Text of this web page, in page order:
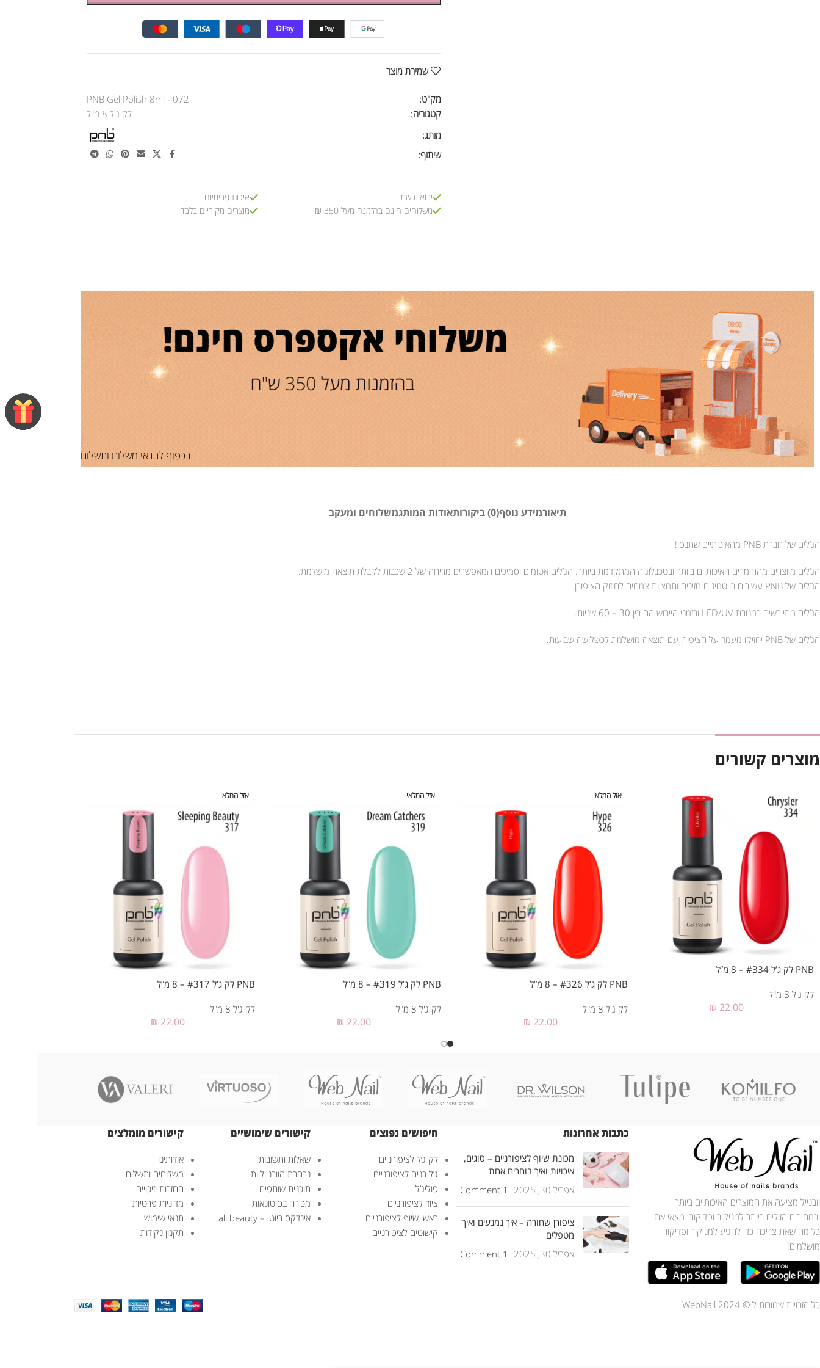
שמירת מוצר
מק"ט:
PNB Gel Polish 8ml - 072
קטגוריה:
לק ג'ל 8 מ"ל
מותג:
שיתוף:
יבואן רשמי
משלוחים חינם בהזמנה מעל 350 ₪
איכות פרימיום
מוצרים מקוריים בלבד
בכפוף לתנאי משלוח ותשלום
תיאורמידע נוסף(0) ביקורות אודות המותגמשלוחים ומעקב
הג’לים של חברת PNB מהאיכותיים שתנסו!
הג’לים מיוצרים מהחומרים האיכותיים ביותר ובטכנלוגיה המתקדמת ביותר. הג’לים אטומים וסמיכים המאפשרים מריחה של 2 שכבות לקבלת תוצאה מושלמת.
הג’לים של PNB עשירים בויטמינים מזינים ותמציות צמחים לחיזוק הציפורן.
הג’לים מתייבשים במנורת LED/UV ובזמני הייבוש הם בין 30 – 60 שניות.
הג’לים של PNB יחזיקו מעמד על הציפורן עם תוצאה מושלמת לכשלושה שבועות.
מוצרים קשורים
PNB לק ג’ל #334 – 8 מ”ל
לק ג'ל 8 מ"ל
₪ 22.00
אזל המלאי
PNB לק ג’ל #326 – 8 מ”ל
לק ג'ל 8 מ"ל
₪ 22.00
אזל המלאי
PNB לק ג’ל #319 – 8 מ”ל
לק ג'ל 8 מ"ל
₪ 22.00
אזל המלאי
PNB לק ג’ל #317 – 8 מ”ל
לק ג'ל 8 מ"ל
₪ 22.00
וובנייל מציעה את המוצרים האיכותיים ביותר
ובמחירים הזולים ביותר למניקור ופדיקור. מצאי את
כל מה שאת צריכה כדי להגיע למניקור ופדיקור
מושלמים!
כתבות אחרונות
מכונת שיוף לציפורניים – סוגים,
איכויות ואיך בוחרים אחת
אפריל 30, 2025
1 Comment
ציפורן שחורה – איך נמנעים ואיך
מטפלים
אפריל 30, 2025
1 Comment
חיפושים נפוצים
לק ג’ל לציפורניים
ג’ל בניה לציפורניים
פוליג’ל
ציוד לציפורניים
ראשי שיוף לציפורניים
קישוטים לציפורניים
קישורים שימושיים
שאלות ותשובות
נבחרת הוובנייליות
תוכנית שותפים
מכירה בסיטונאות
אינדקס ביוטי – all beauty
קישורים מומלצים
אודותינו
משלוחים ותשלום
החזרות וזיכויים
מדיניות פרטיות
תנאי שימוש
תקנון נקודות
כל הזכויות שמורות ל © WebNail 2024